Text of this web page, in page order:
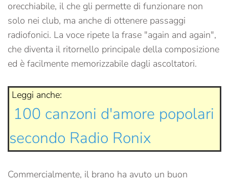
orecchiabile, il che gli permette di funzionare non
solo nei club, ma anche di ottenere passaggi
radiofonici. La voce ripete la frase "again and again",
che diventa il ritornello principale della composizione
ed è facilmente memorizzabile dagli ascoltatori.
Leggi anche:
100 canzoni d'amore popolari
secondo Radio Ronix
Commercialmente, il brano ha avuto un buon